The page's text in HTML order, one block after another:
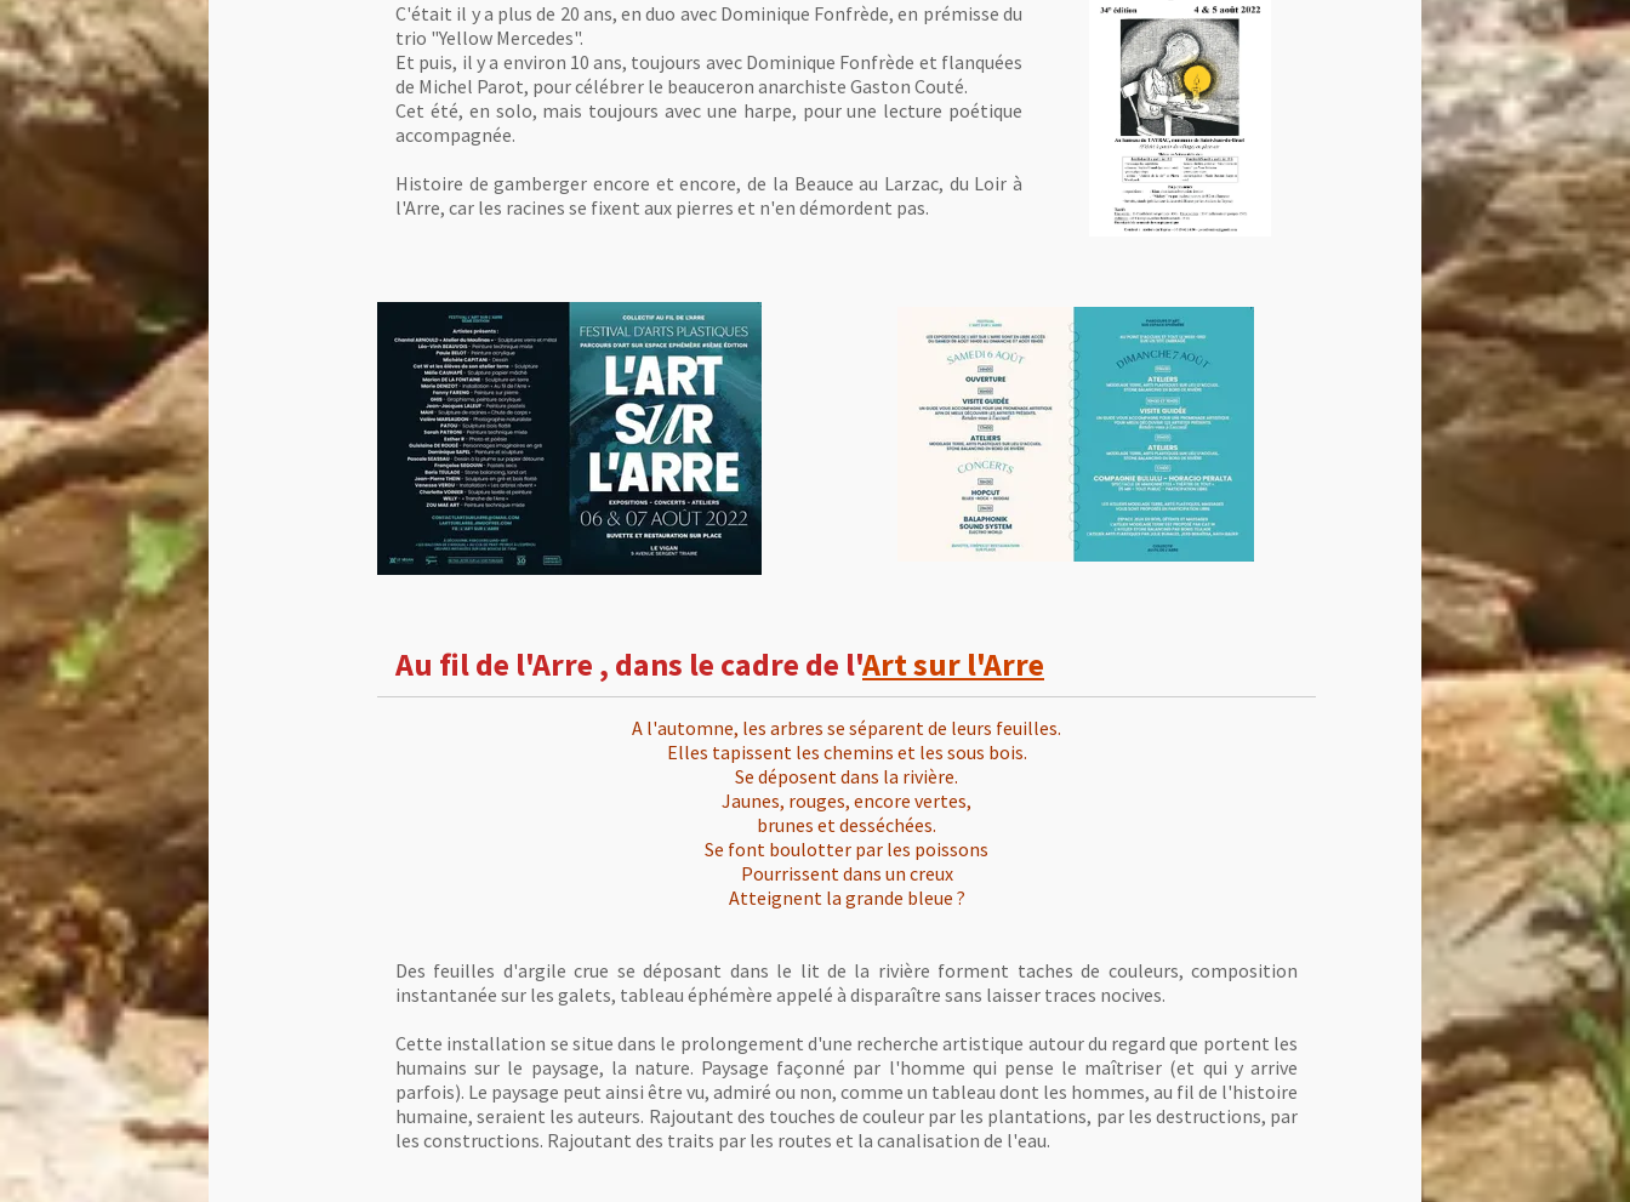
C'était il y a plus de 20 ans, en duo avec Dominique Fonfrède, en prémisse du
trio "Yellow Mercedes".
Et puis, il y a environ 10 ans, toujours avec Dominique Fonfrède et flanquées
de Michel Parot, pour célébrer le beauceron anarchiste Gaston Couté.
Cet été, en solo, mais toujours avec une harpe, pour une lecture poétique
accompagnée.
Histoire de gamberger encore et encore, de la Beauce au Larzac, du Loir à
l'Arre, car les racines se fixent aux pierres et n'en démordent pas.
Au fil de l'Arre , dans le cadre de l'Art sur l'Arre
A l'automne, les arbres se séparent de leurs feuilles.
Elles tapissent les chemins et les sous bois.
Se déposent dans la rivière.
Jaunes, rouges, encore vertes,
brunes et desséchées.
Se font boulotter par les poissons
Pourrissent dans un creux
Atteignent la grande bleue ?
Des feuilles d'argile crue se déposant dans le lit de la rivière forment taches de couleurs, composition
instantanée sur les galets, tableau éphémère appelé à disparaître sans laisser traces nocives.
Cette installation se situe dans le prolongement d'une recherche artistique autour du regard que portent les
humains sur le paysage, la nature. Paysage façonné par l'homme qui pense le maîtriser (et qui y arrive
parfois). Le paysage peut ainsi être vu, admiré ou non, comme un tableau dont les hommes, au fil de l'histoire
humaine, seraient les auteurs. Rajoutant des touches de couleur par les plantations, par les destructions, par
les constructions. Rajoutant des traits par les routes et la canalisation de l'eau.